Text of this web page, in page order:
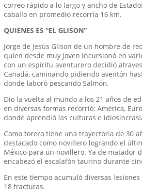
correo rápido a lo largo y ancho de
caballo en promedio recorría 16 km.
QUIENES ES “EL GLISON”
Jorge de Jesús Glison de un hombre de
quien desde muy joven incursionó en
con un espíritu aventurero decidió
Canadá, caminando pidiendo aventón
donde laboró pescando Salmón.
Dio la vuelta al mundo a los 21 años de
en diversas formas recorrió: América,
donde aprendió las culturas e
Como torero tiene una trayectoria de 30
destacado como novillero logrando el
México para un novillero. Ya de matador
encabezó el escalafón taurino durante
En este tiempo acumuló diversas
18 fracturas.